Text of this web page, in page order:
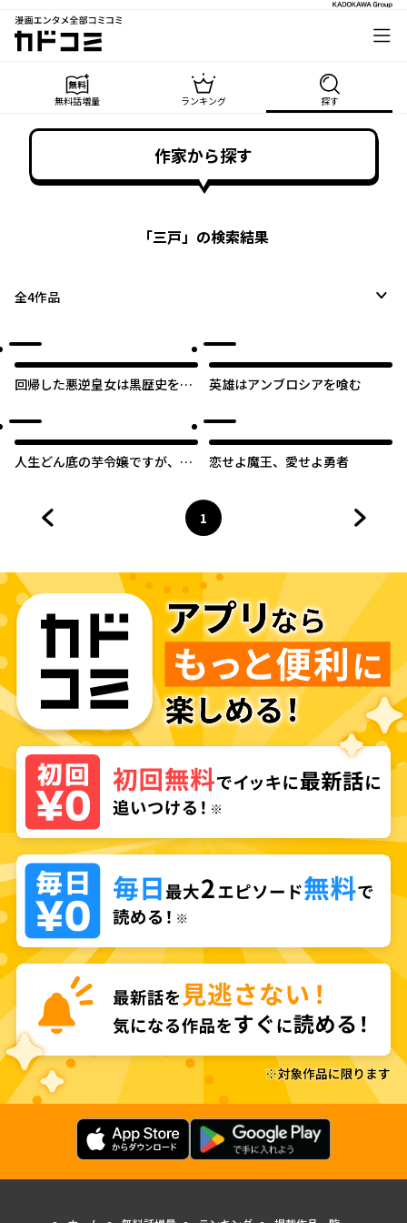
漫画エンタメ全部コミコミ
カドコミ
無料話増量 ランキング 探す
作家から探す
「三戸」の検索結果
全4作品
回帰した悪逆皇女は黒歴史を塗
英雄はアンブロシアを喰む
人生どん底の芋令嬢ですが、幸
恋せよ魔王、愛せよ勇者
ページ
1
へ